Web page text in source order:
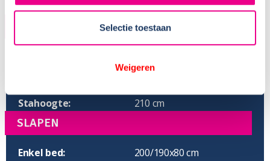
Selectie toestaan
Weigeren
291 cm
Stahoogte:
210 cm
SLAPEN
Enkel bed:
200/190x80 cm